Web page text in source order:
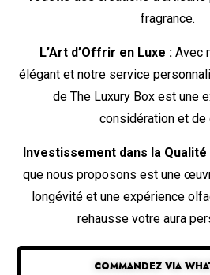
fragrance.
L’Art d’Offrir en Luxe : Avec
élégant et notre service
de The Luxury Box est une
considération et de
Investissement dans la Qualité
que nous proposons est une
longévité et une expérience
rehausse votre aura
COMMANDEZ VIA